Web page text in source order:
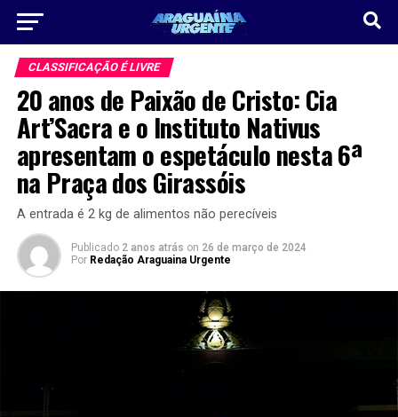
CLASSIFICAÇÃO É LIVRE
20 anos de Paixão de Cristo: Cia
Art’Sacra e o Instituto Nativus
apresentam o espetáculo nesta 6ª
na Praça dos Girassóis
A entrada é 2 kg de alimentos não perecíveis
Publicado 2 anos atrás on 26 de março de 2024
Por Redação Araguaina Urgente